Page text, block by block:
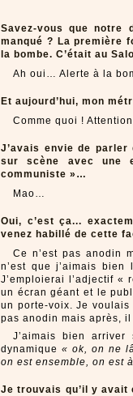
Savez-vous que notre
manqué ? La première
la bombe. C’était au
Ah oui… Alerte à la
Et aujourd’hui, mon
Comme quoi !
J’avais envie de
sur scène avec une
communiste »…
Mao…
Oui, c’est ça...
venez habillé de cette
Ce n’est pas anodin
n’est que j’aimais
J’emploierai l’adjectif «
un écran géant et le
un porte-voix. Je
pas anodin mais après,
J’aimais bien
dynamique« ok, on ne
on est ensemble, on est
Je trouvais qu’il y avait